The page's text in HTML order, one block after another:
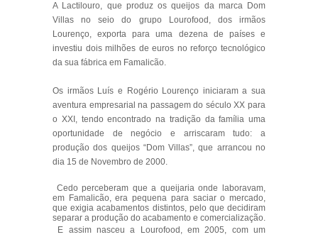
A Lactilouro, que produz os queijos da marca Dom
Villas no seio do grupo Lourofood, dos irmãos
Lourenço, exporta para uma dezena de países e
investiu dois milhões de euros no reforço tecnológico
da sua fábrica em Famalicão.
Os irmãos Luís e Rogério Lourenço iniciaram a sua
aventura empresarial na passagem do século XX para
o XXI, tendo encontrado na tradição da família uma
oportunidade de negócio e arriscaram tudo: a
produção dos queijos “Dom Villas”, que arrancou no
dia 15 de Novembro de 2000.
Cedo perceberam que a queijaria onde laboravam,
em Famalicão, era pequena para saciar o mercado,
que exigia acabamentos distintos, pelo que decidiram
separar a produção do acabamento e comercialização.
E assim nasceu a Lourofood, em 2005, com um